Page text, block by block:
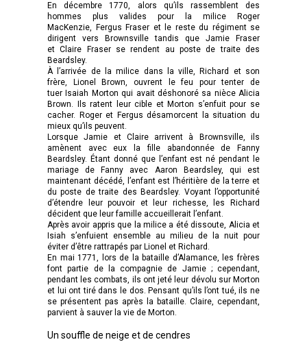
En décembre 1770, alors qu’ils rassemblent des
hommes plus valides pour la milice Roger
MacKenzie, Fergus Fraser et le reste du régiment se
dirigent vers Brownsville tandis que Jamie Fraser
et Claire Fraser se rendent au poste de traite des
Beardsley.
À l’arrivée de la milice dans la ville, Richard et son
frère, Lionel Brown, ouvrent le feu pour tenter de
tuer Isaiah Morton qui avait déshonoré sa nièce Alicia
Brown. Ils ratent leur cible et Morton s’enfuit pour se
cacher. Roger et Fergus désamorcent la situation du
mieux qu’ils peuvent.
Lorsque Jamie et Claire arrivent à Brownsville, ils
amènent avec eux la fille abandonnée de Fanny
Beardsley. Étant donné que l’enfant est né pendant le
mariage de Fanny avec Aaron Beardsley, qui est
maintenant décédé, l’enfant est l’héritière de la terre et
du poste de traite des Beardsley. Voyant l’opportunité
d’étendre leur pouvoir et leur richesse, les Richard
décident que leur famille accueillerait l’enfant.
Après avoir appris que la milice a été dissoute, Alicia et
Isiah s’enfuient ensemble au milieu de la nuit pour
éviter d’être rattrapés par Lionel et Richard.
En mai 1771, lors de la bataille d’Alamance, les frères
font partie de la compagnie de Jamie ; cependant,
pendant les combats, ils ont jeté leur dévolu sur Morton
et lui ont tiré dans le dos. Pensant qu’ils l’ont tué, ils ne
se présentent pas après la bataille. Claire, cependant,
parvient à sauver la vie de Morton.
Un souffle de neige et de cendres